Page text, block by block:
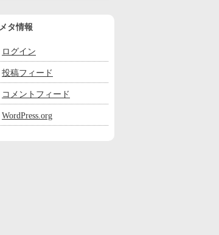
メタ情報
ログイン
投稿フィード
コメントフィード
WordPress.org